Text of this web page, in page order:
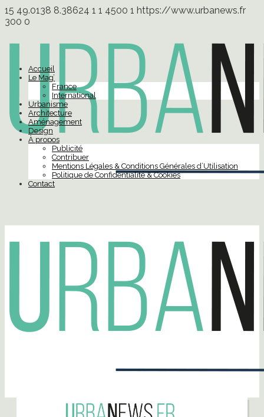
15 49.0138 8.38624 1 1 4500 1 https://www.urbanews.fr
300 0
Accueil
Le Mag’
France
International
Urbanisme
Architecture
Aménagement
Design
À propos
Publicité
Contribuer
Mentions Légales & Conditions Générales d’Utilisation
Politique de Confidentialité & Cookies
Contact